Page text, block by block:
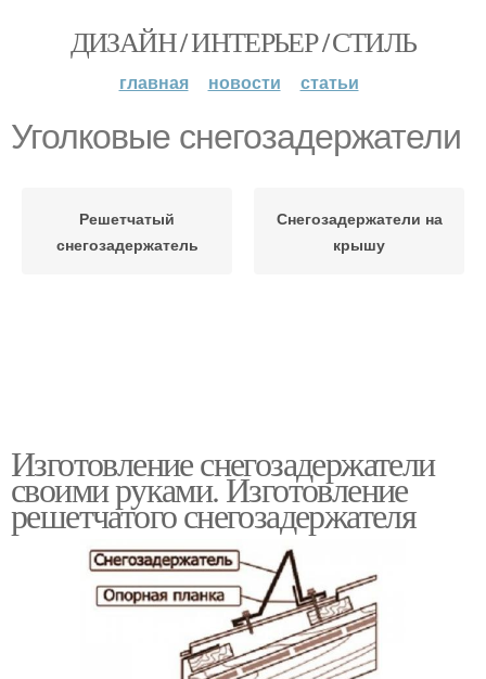
ДИЗАЙН / ИНТЕРЬЕР / СТИЛЬ
главная новости статьи
Уголковые снегозадержатели
Решетчатый
снегозадержатель
Снегозадержатели на
крышу
Изготовление снегозадержатели
своими руками. Изготовление
решетчатого снегозадержателя